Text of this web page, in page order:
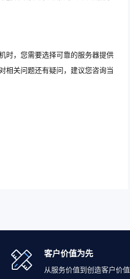
时，您需要选择可靠的服务器提供
相关问题还有疑问，建议您咨询当
客户价值为先
从服务价值到创造客户价值